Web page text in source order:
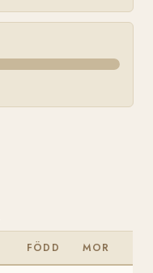
FÖDD MOR